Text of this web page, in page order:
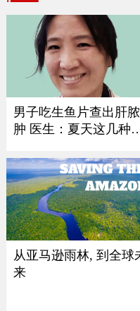
男子吃生鱼片查出肝脓
肿 医生：夏天这几种食
从亚马逊雨林, 到全球
来